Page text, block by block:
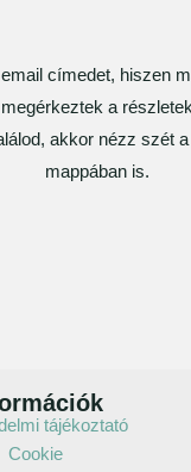
címedet, hiszen
megérkeztek a
akkor nézz szét
mappában is.
tájékoztató
Cookie